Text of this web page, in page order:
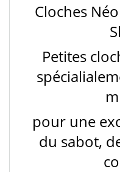
Cloches
Petites
pour une
du sabot,